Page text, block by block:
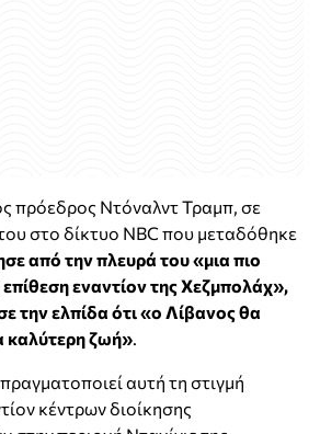
πρόεδρος Ντόναλντ Τραμπ, σε
στο δίκτυο NBC που μεταδόθηκε
από την πλευρά του «μια πιο
επίθεση εναντίον της Χεζμπολάχ»,
την ελπίδα ότι «ο Λίβανος θα
καλύτερη ζωή».
αυτή τη στιγμή
κέντρων διοίκησης